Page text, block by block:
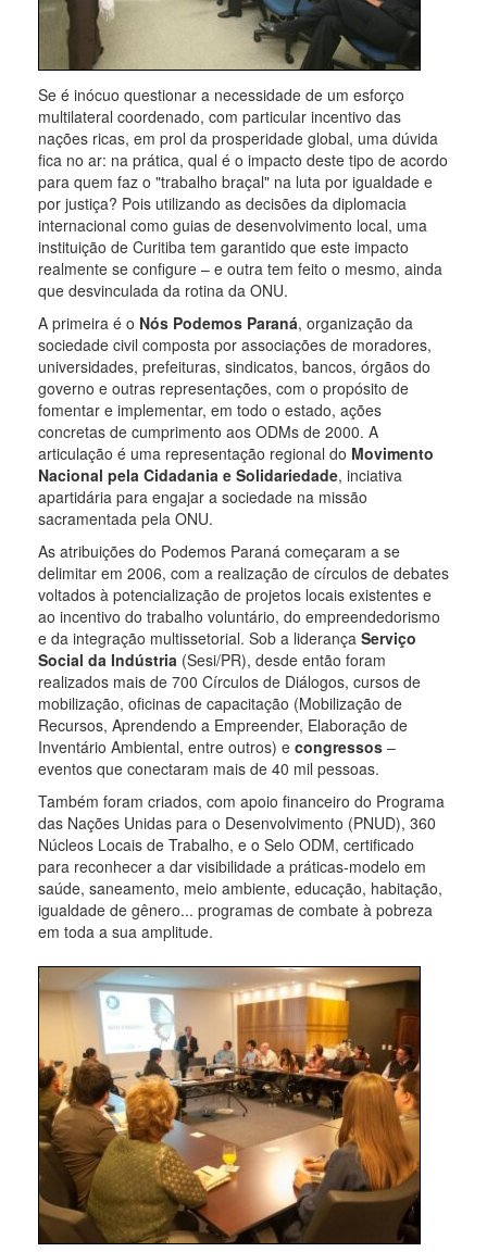
Se é inócuo questionar a necessidade de um esforço
multilateral coordenado, com particular incentivo das
nações ricas, em prol da prosperidade global, uma dúvida
fica no ar: na prática, qual é o impacto deste tipo de acordo
para quem faz o "trabalho braçal" na luta por igualdade e
por justiça? Pois utilizando as decisões da diplomacia
internacional como guias de desenvolvimento local, uma
instituição de Curitiba tem garantido que este impacto
realmente se configure – e outra tem feito o mesmo, ainda
que desvinculada da rotina da ONU.
A primeira é o Nós Podemos Paraná, organização da
sociedade civil composta por associações de moradores,
universidades, prefeituras, sindicatos, bancos, órgãos do
governo e outras representações, com o propósito de
fomentar e implementar, em todo o estado, ações
concretas de cumprimento aos ODMs de 2000. A
articulação é uma representação regional do Movimento
Nacional pela Cidadania e Solidariedade, inciativa
apartidária para engajar a sociedade na missão
sacramentada pela ONU.
As atribuições do Podemos Paraná começaram a se
delimitar em 2006, com a realização de círculos de debates
voltados à potencialização de projetos locais existentes e
ao incentivo do trabalho voluntário, do empreendedorismo
e da integração multissetorial. Sob a liderança Serviço
Social da Indústria (Sesi/PR), desde então foram
realizados mais de 700 Círculos de Diálogos, cursos de
mobilização, oficinas de capacitação (Mobilização de
Recursos, Aprendendo a Empreender, Elaboração de
Inventário Ambiental, entre outros) e congressos –
eventos que conectaram mais de 40 mil pessoas.
Também foram criados, com apoio financeiro do Programa
das Nações Unidas para o Desenvolvimento (PNUD), 360
Núcleos Locais de Trabalho, e o Selo ODM, certificado
para reconhecer a dar visibilidade a práticas-modelo em
saúde, saneamento, meio ambiente, educação, habitação,
igualdade de gênero... programas de combate à pobreza
em toda a sua amplitude.